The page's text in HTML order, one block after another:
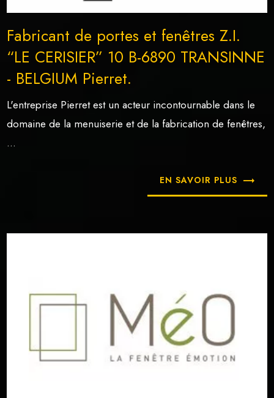
Fabricant de portes et fenêtres Z.I.
“LE CERISIER” 10 B-6890 TRANSINNE
- BELGIUM Pierret.
L'entreprise Pierret est un acteur incontournable dans le
domaine de la menuiserie et de la fabrication de fenêtres,
...
EN SAVOIR PLUS